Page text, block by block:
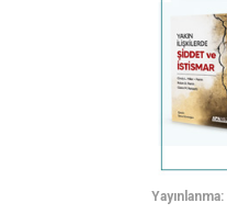
Yayınlanma: